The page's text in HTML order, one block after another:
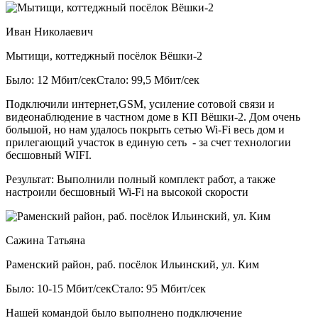
Иван Николаевич
Мытищи, коттеджный посёлок Вёшки-2
Было: 12 Мбит/секСтало: 99,5 Мбит/сек
Подключили интернет,GSM, усиление сотовой связи и
видеонаблюдение в частном доме в КП Вёшки-2. Дом очень
большой, но нам удалось покрыть сетью Wi-Fi весь дом и
прилегающий участок в единую сеть - за счет технологии
бесшовный WIFI.
Результат: Выполнили полный комплект работ, а также
настроили бесшовный Wi-Fi на высокой скорости
Сажина Татьяна
Раменский район, раб. посёлок Ильинский, ул. Ким
Было: 10-15 Мбит/секСтало: 95 Мбит/сек
Нашей командой было выполнено подключение